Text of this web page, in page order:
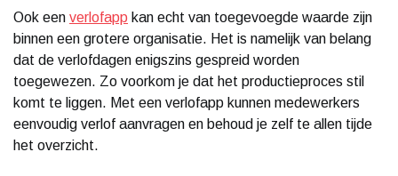
Ook een verlofapp kan echt van toegevoegde waarde zijn
binnen een grotere organisatie. Het is namelijk van belang
dat de verlofdagen enigszins gespreid worden
toegewezen. Zo voorkom je dat het productieproces stil
komt te liggen. Met een verlofapp kunnen medewerkers
eenvoudig verlof aanvragen en behoud je zelf te allen tijde
het overzicht.